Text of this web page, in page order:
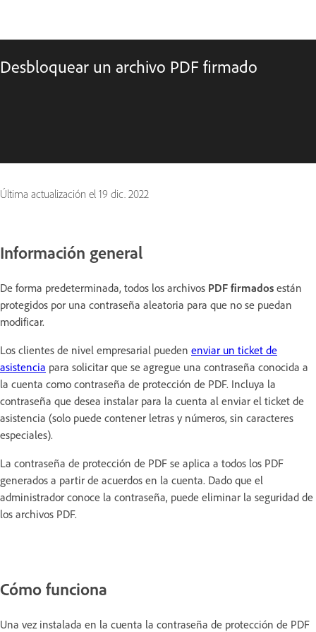
Desbloquear un archivo PDF firmado
Última actualización el 19 dic. 2022
Información general
De forma predeterminada, todos los archivos PDF firmados están
protegidos por una contraseña aleatoria para que no se puedan
modificar.
Los clientes de nivel empresarial pueden enviar un ticket de
asistencia para solicitar que se agregue una contraseña conocida a
la cuenta como contraseña de protección de PDF. Incluya la
contraseña que desea instalar para la cuenta al enviar el ticket de
asistencia (solo puede contener letras y números, sin caracteres
especiales).
La contraseña de protección de PDF se aplica a todos los PDF
generados a partir de acuerdos en la cuenta. Dado que el
administrador conoce la contraseña, puede eliminar la seguridad de
los archivos PDF.
Cómo funciona
Una vez instalada en la cuenta la contraseña de protección de PDF